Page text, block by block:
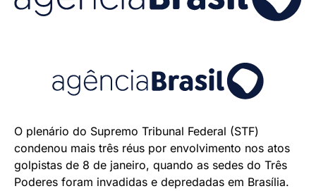
O plenário do Supremo Tribunal Federal (STF)
condenou mais três réus por envolvimento nos atos
golpistas de 8 de janeiro, quando as sedes do Três
Poderes foram invadidas e depredadas em Brasília.